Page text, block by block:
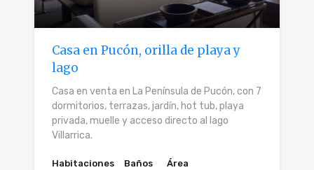
Casa en Pucón, orilla de playa y
lago
Casa en venta en La Península de Pucón, con 7
dormitorios, terrazas, jardín, hot tub, playa
privada, muelle y acceso directo al lago
Villarrica.
Habitaciones Baños Área